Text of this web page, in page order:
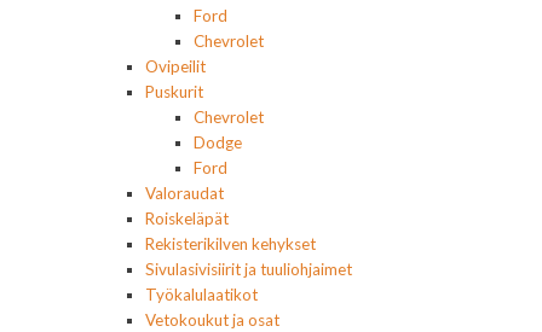
Ford
Chevrolet
Ovipeilit
Puskurit
Chevrolet
Dodge
Ford
Valoraudat
Roiskeläpät
Rekisterikilven kehykset
Sivulasivisiirit ja tuuliohjaimet
Työkalulaatikot
Vetokoukut ja osat